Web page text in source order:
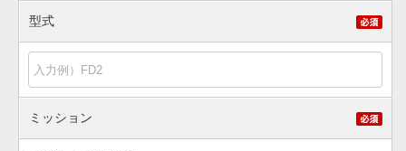
型式
ミッション